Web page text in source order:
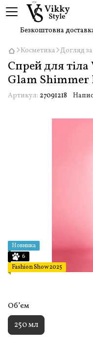
Безкоштовна
Косметика Догляд
Спрей для
Glam Shimmer
Артикул: 27091218
Новинка
6
Fashion Show 2025
Обʼєм
250 мл